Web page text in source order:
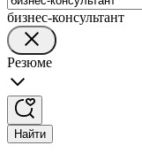
бизнес-консультант
Резюме
Найти